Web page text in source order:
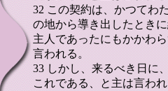
32 この契約は、かつてわ
の地から導き出したとき
主人であったにもかかわ
言われる。
33 しかし、来るべき日に
これである、と主は言わ